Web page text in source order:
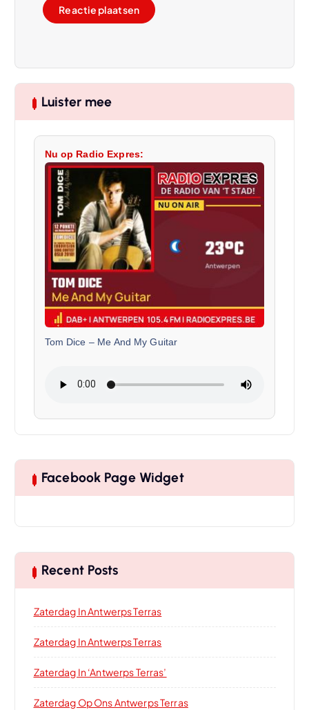
Luister mee
Nu op Radio Expres:
Tom Dice – Me And My Guitar
Facebook Page Widget
Recent Posts
Zaterdag In Antwerps Terras
Zaterdag In Antwerps Terras
Zaterdag In ‘Antwerps Terras’
Zaterdag Op Ons Antwerps Terras